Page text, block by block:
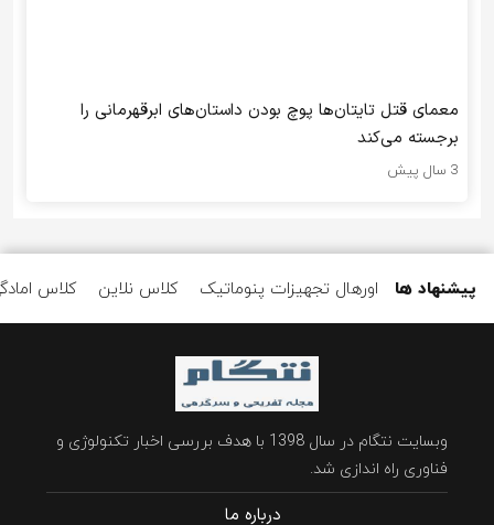
معمای قتل تایتان‌ها پوچ بودن داستان‌های ابرقهرمانی را
برجسته می‌کند
3 سال پیش
پیشنهاد ها کلاس کلاس نلاین اورهال تجهیزات پنوماتیک
وبسایت نتگام در سال 1398 با هدف بررسی اخبار تکنولوژی و
فناوری راه اندازی شد.
درباره ما